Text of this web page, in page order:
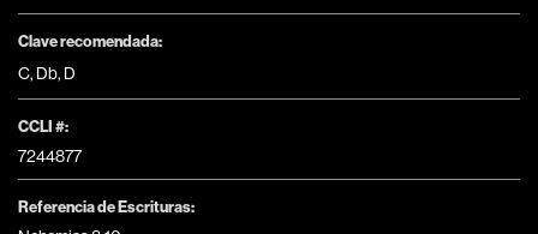
Clave recomendada:
C, Db, D
CCLI #:
7244877
Referencia de Escrituras: